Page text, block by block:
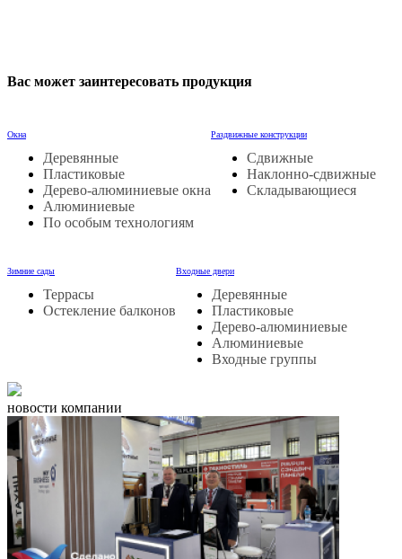
Вас может заинтересовать продукция
Окна
Деревянные
Пластиковые
Дерево-алюминиевые окна
Алюминиевые
По особым технологиям
Раздвижные конструкции
Сдвижные
Наклонно-сдвижные
Складывающиеся
Зимние сады
Террасы
Остекление балконов
Входные двери
Деревянные
Пластиковые
Дерево-алюминиевые
Алюминиевые
Входные группы
новости компании